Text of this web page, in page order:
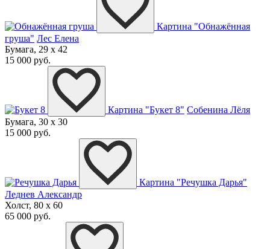
Картина "Обнажённая
груша" Лес Елена
Бумага, 29 x 42
15 000 руб.
Картина "Букет 8" Собенина Лёля
Бумага, 30 x 30
15 000 руб.
Картина "Речушка Дарья"
Леднев Александр
Холст, 80 x 60
65 000 руб.